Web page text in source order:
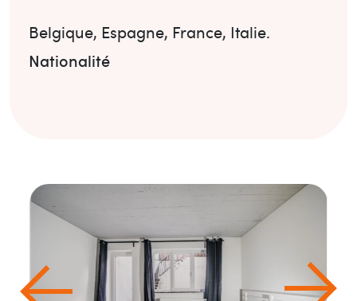
Belgique, Espagne, France, Italie.
Nationalité